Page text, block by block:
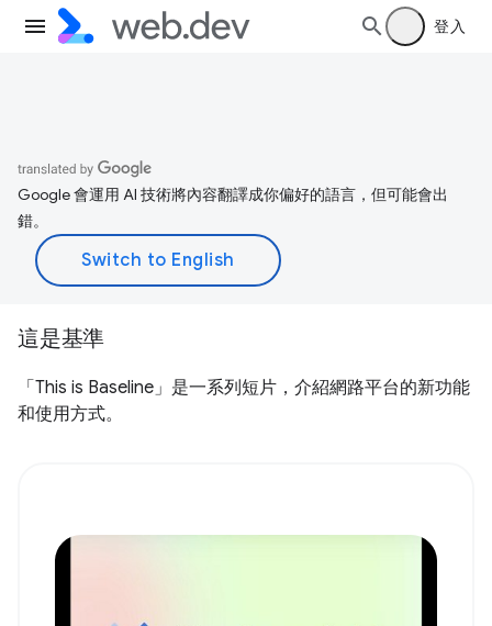
登入
Google 會運用 AI 技術將內容翻譯成你偏好的語言，但可能會出
錯。
這是基準
「This is Baseline」是一系列短片，介紹網路平台的新功能
和使用方式。